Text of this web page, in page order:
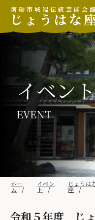
南砺市城端伝統芸能会館
じょうはな
イベント
EVENT
ホー
ム
イベン
ト
じょうは
座
令和５年度 じ